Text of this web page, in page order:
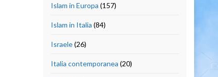
Islam in Europa (157)
Islam in Italia (84)
Israele(26)
Italia contemporanea (20)